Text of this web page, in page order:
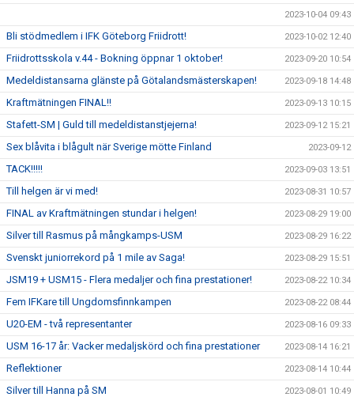
2023-10-04 09:43
Bli stödmedlem i IFK Göteborg Friidrott! 2023-10-02 12:40
Friidrottsskola v.44 - Bokning öppnar 1 oktober! 2023-09-20 10:54
Medeldistansarna glänste på Götalandsmästerskapen! 2023-09-18 14:48
Kraftmätningen FINAL!! 2023-09-13 10:15
Stafett-SM | Guld till medeldistanstjejerna! 2023-09-12 15:21
Sex blåvita i blågult när Sverige mötte Finland 2023-09-12
TACK!!!!! 2023-09-03 13:51
Till helgen är vi med! 2023-08-31 10:57
FINAL av Kraftmätningen stundar i helgen! 2023-08-29 19:00
Silver till Rasmus på mångkamps-USM 2023-08-29 16:22
Svenskt juniorrekord på 1 mile av Saga! 2023-08-29 15:51
JSM19 + USM15 - Flera medaljer och fina prestationer! 2023-08-22 10:34
Fem IFKare till Ungdomsfinnkampen 2023-08-22 08:44
U20-EM - två representanter 2023-08-16 09:33
USM 16-17 år: Vacker medaljskörd och fina prestationer 2023-08-14 16:21
Reflektioner 2023-08-14 10:44
Silver till Hanna på SM 2023-08-01 10:49